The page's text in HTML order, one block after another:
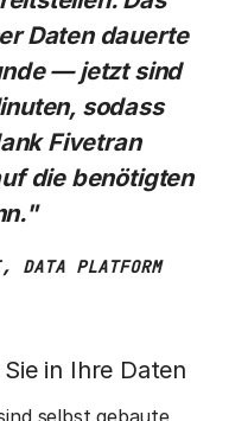
Daten dauerte
— jetzt sind
sodass
Fivetran
die benötigten
DATA PLATFORM
in Ihre Daten
selbst gebaute